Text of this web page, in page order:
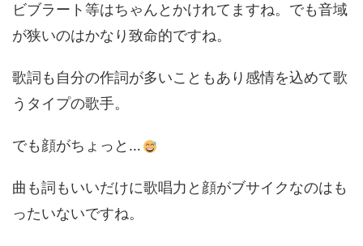
ビブラート等はちゃんとかけれてますね。でも音域
が狭いのはかなり致命的ですね。
歌詞も自分の作詞が多いこともあり感情を込めて歌
うタイプの歌手。
でも顔がちょっと…
曲も詞もいいだけに歌唱力と顔がブサイクなのはも
ったいないですね。